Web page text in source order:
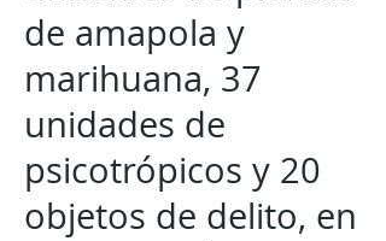
de amapola y
marihuana, 37
unidades de
psicotrópicos y 20
objetos de delito, en